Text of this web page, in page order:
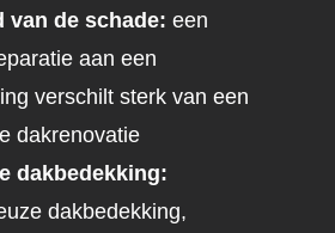
van de schade: een
aan een
verschilt sterk van een
dakrenovatie
dakbedekking:
dakbedekking,